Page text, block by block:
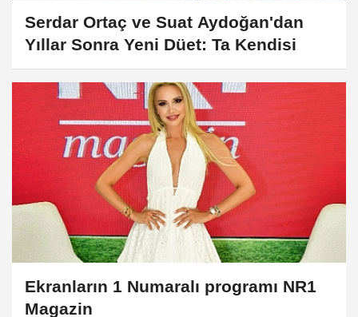
Serdar Ortaç ve Suat Aydoğan'dan
Yıllar Sonra Yeni Düet: Ta Kendisi
Ekranların 1 Numaralı programı NR1
Magazin